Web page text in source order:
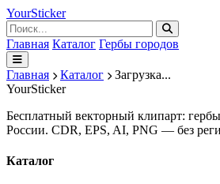
YourSticker
Главная Каталог Гербы городов
Главная Каталог
Загрузка...
YourSticker
Бесплатный векторный клипарт:
России. CDR, EPS, AI, PNG — без
Каталог